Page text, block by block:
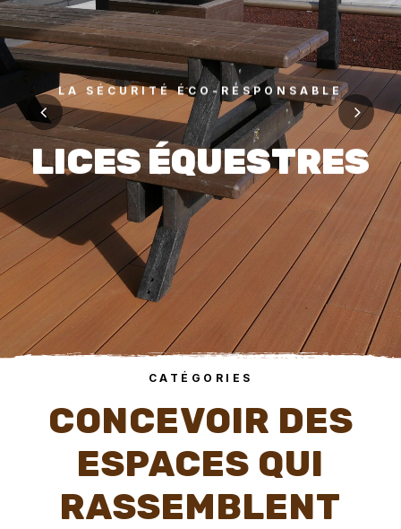
LA SÉCURITÉ ÉCO-RESPONSABLE
LICES ÉQUESTRES
Lices durables et sans entretien, disponibles en
plastique recyclé, robinier ou pin classe 4.
VOIR PLUS
CATÉGORIES
CONCEVOIR DES
ESPACES QUI
RASSEMBLENT